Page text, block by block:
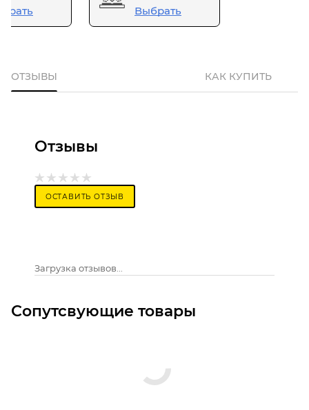
Выбрать
ОТЗЫВЫ КАК КУПИТЬ
Отзывы
ОСТАВИТЬ ОТЗЫВ
Загрузка отзывов...
Сопутсвующие товары